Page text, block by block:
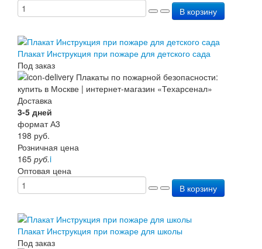
В корзину
Плакат Инструкция при пожаре для детского сада
Под заказ
Доставка
3-5 дней
формат А3
198 руб.
Розничная цена
165 руб.i
Оптовая цена
В корзину
Плакат Инструкция при пожаре для школы
Под заказ